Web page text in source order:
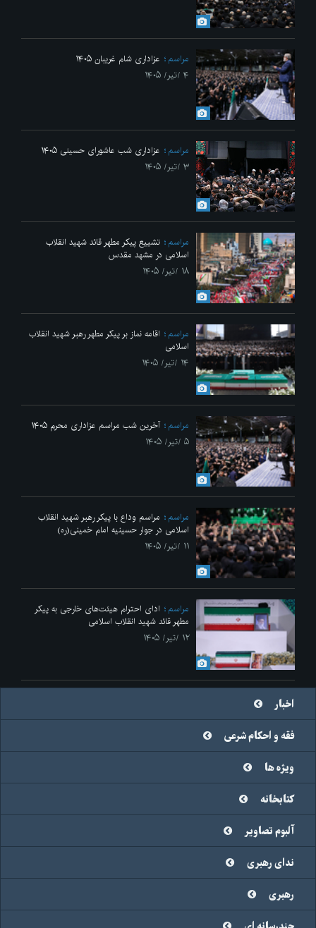
مراسم
عزاداری شام غریبان ۱۴۰۵
۴ /تیر/ ۱۴۰۵
مراسم
عزاداری شب عاشورای حسینی ۱۴۰۵
۳ /تیر/ ۱۴۰۵
مراسم
تشییع پیکر مطهر قائد شهید انقلاب
اسلامی در مشهد مقدس
۱۸ /تیر/ ۱۴۰۵
مراسم
اقامه نماز بر پیکر مطهر رهبر شهید انقلاب
اسلامی
۱۴ /تیر/ ۱۴۰۵
مراسم
آخرین شب مراسم عزاداری محرم ۱۴۰۵
۵ /تیر/ ۱۴۰۵
مراسم
مراسم وداع با پیکر رهبر شهید انقلاب
اسلامی در جوار حسینیه امام خمینی(ره)
۱۱ /تیر/ ۱۴۰۵
مراسم
ادای احترام هیئت‌های خارجی به پیکر
مطهر قائد شهید انقلاب اسلامی
۱۲ /تیر/ ۱۴۰۵
اخبار
فقه و احکام شرعی
ویژه ها
کتابخانه
آلبوم تصاویر
ندای رهبری
رهبری